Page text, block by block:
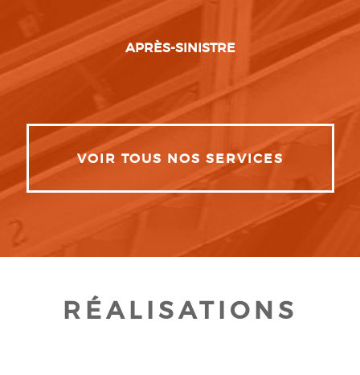
APRÈS-SINISTRE
VOIR TOUS NOS SERVICES
RÉALISATIONS